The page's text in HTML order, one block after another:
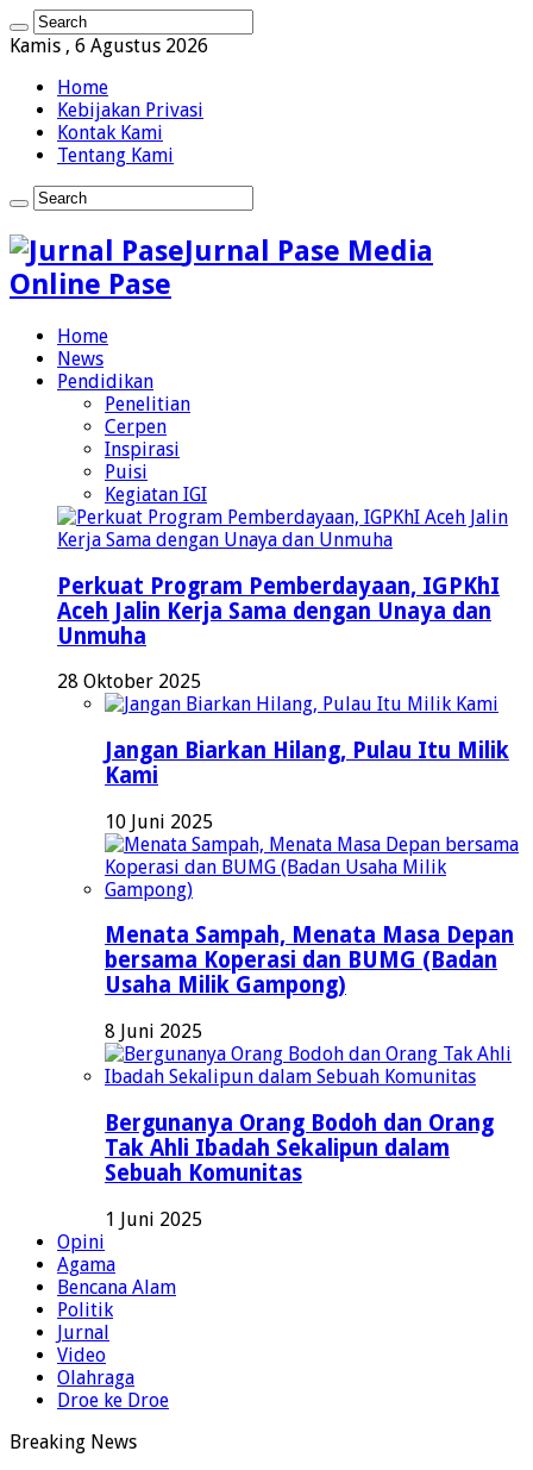
Kamis , 6 Agustus 2026
Home
Kebijakan Privasi
Kontak Kami
Tentang Kami
Jurnal Pase Media
Online Pase
Home
News
Pendidikan
Penelitian
Cerpen
Inspirasi
Puisi
Kegiatan IGI
Perkuat Program Pemberdayaan, IGPKhI
Aceh Jalin Kerja Sama dengan Unaya dan
Unmuha
28 Oktober 2025
Jangan Biarkan Hilang, Pulau Itu Milik
Kami
10 Juni 2025
Menata Sampah, Menata Masa Depan
bersama Koperasi dan BUMG (Badan
Usaha Milik Gampong)
8 Juni 2025
Bergunanya Orang Bodoh dan Orang
Tak Ahli Ibadah Sekalipun dalam
Sebuah Komunitas
1 Juni 2025
Opini
Agama
Bencana Alam
Politik
Jurnal
Video
Olahraga
Droe ke Droe
Breaking News